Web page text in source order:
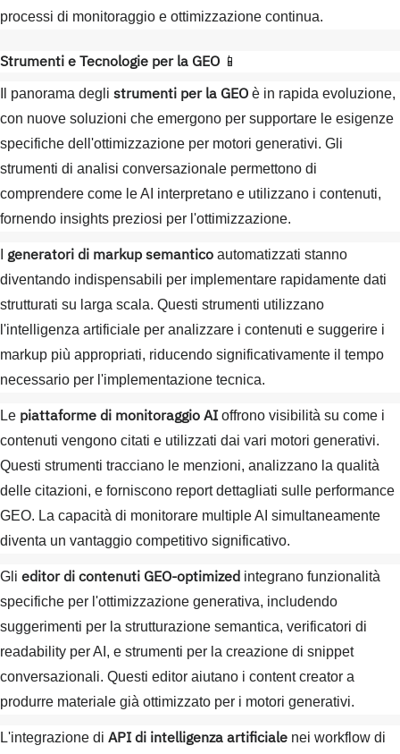
processi di monitoraggio e ottimizzazione continua.
Strumenti e Tecnologie per la GEO 📱
Il panorama degli strumenti per la GEO è in rapida evoluzione,
con nuove soluzioni che emergono per supportare le esigenze
specifiche dell'ottimizzazione per motori generativi. Gli
strumenti di analisi conversazionale permettono di
comprendere come le AI interpretano e utilizzano i contenuti,
fornendo insights preziosi per l'ottimizzazione.
generatori di markup semantico automatizzati stanno
diventando indispensabili per implementare rapidamente dati
strutturati su larga scala. Questi strumenti utilizzano
l'intelligenza artificiale per analizzare i contenuti e suggerire i
markup più appropriati, riducendo significativamente il tempo
necessario per l'implementazione tecnica.
Le piattaforme di monitoraggio AI offrono visibilità su come i
contenuti vengono citati e utilizzati dai vari motori generativi.
Questi strumenti tracciano le menzioni, analizzano la qualità
delle citazioni, e forniscono report dettagliati sulle performance
GEO. La capacità di monitorare multiple AI simultaneamente
diventa un vantaggio competitivo significativo.
Gli editor di contenuti GEO-optimized integrano funzionalità
specifiche per l'ottimizzazione generativa, includendo
suggerimenti per la strutturazione semantica, verificatori di
readability per AI, e strumenti per la creazione di snippet
conversazionali. Questi editor aiutano i content creator a
produrre materiale già ottimizzato per i motori generativi.
L'integrazione di API di intelligenza artificiale nei workflow di